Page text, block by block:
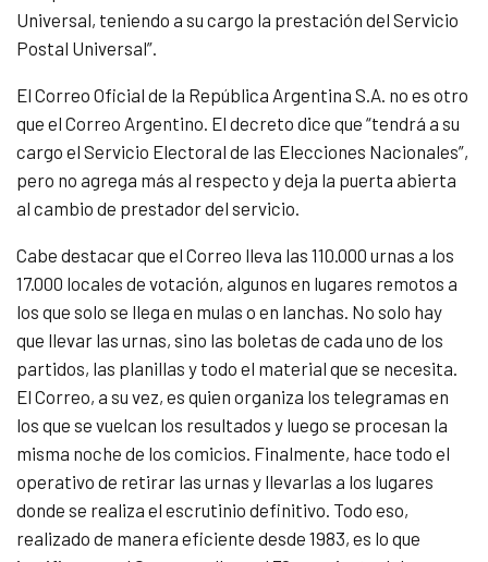
Universal, teniendo a su cargo la prestación del Servicio
Postal Universal”.
El Correo Oficial de la República Argentina S.A. no es otro
que el Correo Argentino. El decreto dice que “tendrá a su
cargo el Servicio Electoral de las Elecciones Nacionales”,
pero no agrega más al respecto y deja la puerta abierta
al cambio de prestador del servicio.
Cabe destacar que el Correo lleva las 110.000 urnas a los
17.000 locales de votación, algunos en lugares remotos a
los que solo se llega en mulas o en lanchas. No solo hay
que llevar las urnas, sino las boletas de cada uno de los
partidos, las planillas y todo el material que se necesita.
El Correo, a su vez, es quien organiza los telegramas en
los que se vuelcan los resultados y luego se procesan la
misma noche de los comicios. Finalmente, hace todo el
operativo de retirar las urnas y llevarlas a los lugares
donde se realiza el escrutinio definitivo. Todo eso,
realizado de manera eficiente desde 1983, es lo que